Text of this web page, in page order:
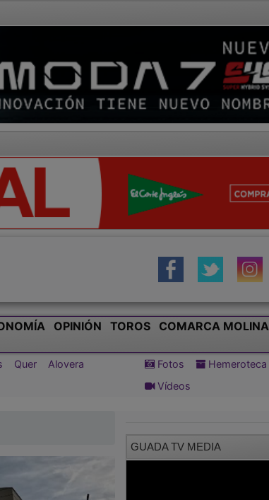
OPINIÓN TOROS
COMARCA MOLINA
Quer
Alovera
Fotos
Hemeroteca
Vídeos
GUADA TV MEDIA